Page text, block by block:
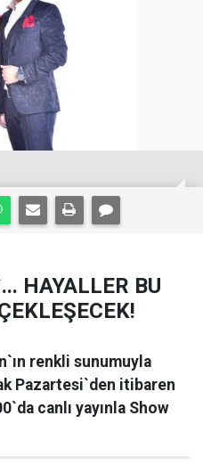
HAYALLER BU
renkli sunumuyla
Pazartesi`den itibaren
canlı yayınla Show